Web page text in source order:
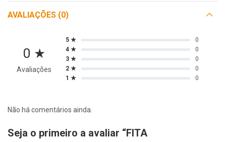
AVALIAÇÕES (0)
0 ★
Avaliações
5 ★
0
4 ★
0
3 ★
0
2 ★
0
1 ★
0
Não há comentários ainda.
Seja o primeiro a avaliar “FITA